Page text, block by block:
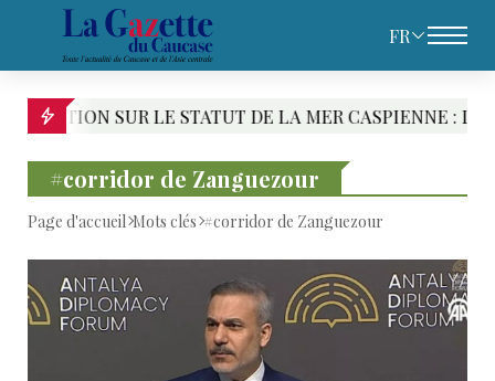
FR
MER CASPIENNE : LE PARI CASPIEN DE TÉHÉRAN
#corridor de Zanguezour
Page d'accueil Mots clés #corridor de Zanguezour